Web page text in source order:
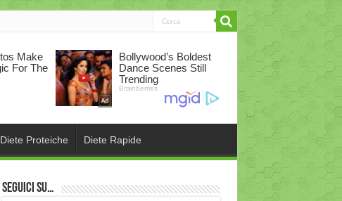
Diete Proteiche Diete Rapide
Seguici su…